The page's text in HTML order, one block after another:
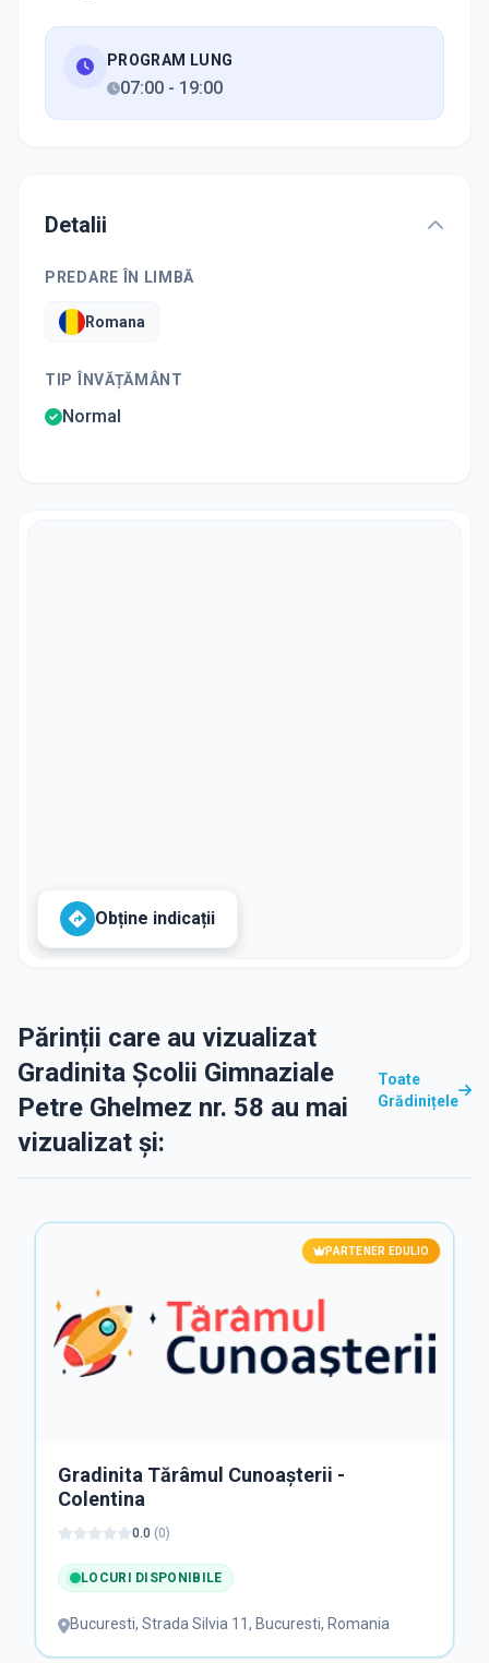
PROGRAM LUNG
07:00 - 19:00
Detalii
PREDARE ÎN LIMBĂ
Romana
TIP ÎNVĂȚĂMÂNT
Normal
Obține indicații
Părinții care au vizualizat
Gradinita Școlii Gimnaziale
Petre Ghelmez nr. 58 au mai
vizualizat și:
Toate
Grădinițele
PARTENER EDULIO
Gradinita Tărâmul Cunoașterii -
Colentina
0.0 (0)
LOCURI DISPONIBILE
Bucuresti, Strada Silvia 11, Bucuresti, Romania